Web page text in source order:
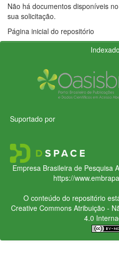
Não há documentos disponíveis
sua solicitação.
Página inicial do repositório
Suportado por
Empresa Brasileira de Pesquisa
https://
O conteúdo do repositório
Creative CommonsAtribuição -
4.0